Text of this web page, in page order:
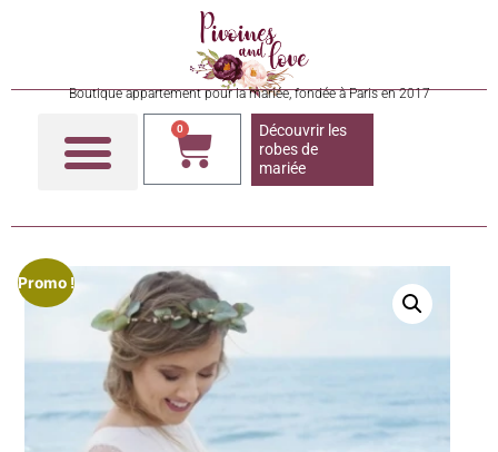
Boutique appartement pour la mariée, fondée à Paris en 2017
0
Découvrir les
robes de
mariée
Promo !